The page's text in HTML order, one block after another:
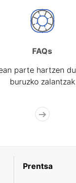
FAQs
parte hartzen
buruzko zalantzak
Prentsa